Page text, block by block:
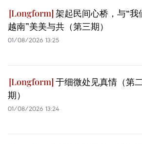
架起民间心桥，与“我
越南”美美与共（第三期）
01/08/2026 13:25
于细微处见真情（第
期）
01/08/2026 13:24